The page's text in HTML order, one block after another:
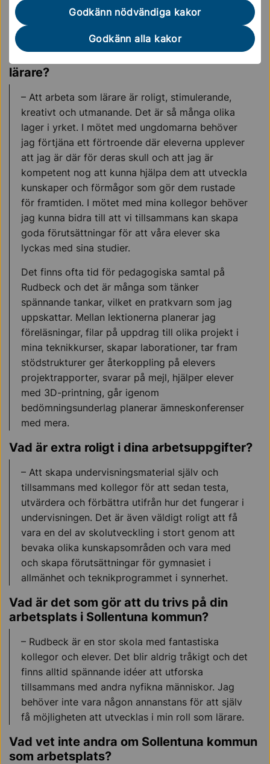
Godkänn nödvändiga kakor
Godkänn alla kakor
metallslöjd. På Rudbeck undervisar han i teknik, design
och konstruktion. Niklas är även förstelärare och
gruppledare vid teknikprogrammet.
lärare?
– Att arbeta som lärare är roligt, stimulerande,
kreativt och utmanande. Det är så många olika
lager i yrket. I mötet med ungdomarna behöver
jag förtjäna ett förtroende där eleverna upplever
att jag är där för deras skull och att jag är
kompetent nog att kunna hjälpa dem att utveckla
kunskaper och förmågor som gör dem rustade
för framtiden. I mötet med mina kollegor behöver
jag kunna bidra till att vi tillsammans kan skapa
goda förutsättningar för att våra elever ska
lyckas med sina studier.
Det finns ofta tid för pedagogiska samtal på
Rudbeck och det är många som tänker
spännande tankar, vilket en pratkvarn som jag
uppskattar. Mellan lektionerna planerar jag
föreläsningar, filar på uppdrag till olika projekt i
mina teknikkurser, skapar laborationer, tar fram
stödstrukturer ger återkoppling på elevers
projektrapporter, svarar på mejl, hjälper elever
med 3D-printning, går igenom
bedömningsunderlag planerar ämneskonferenser
med mera.
Vad är extra roligt i dina arbetsuppgifter?
– Att skapa undervisningsmaterial själv och
tillsammans med kollegor för att sedan testa,
utvärdera och förbättra utifrån hur det fungerar i
undervisningen. Det är även väldigt roligt att få
vara en del av skolutveckling i stort genom att
bevaka olika kunskapsområden och vara med
och skapa förutsättningar för gymnasiet i
allmänhet och teknikprogrammet i synnerhet.
Vad är det som gör att du trivs på din
arbetsplats i Sollentuna kommun?
– Rudbeck är en stor skola med fantastiska
kollegor och elever. Det blir aldrig tråkigt och det
finns alltid spännande idéer att utforska
tillsammans med andra nyfikna människor. Jag
behöver inte vara någon annanstans för att själv
få möjligheten att utvecklas i min roll som lärare.
Vad vet inte andra om Sollentuna kommun
som arbetsplats?